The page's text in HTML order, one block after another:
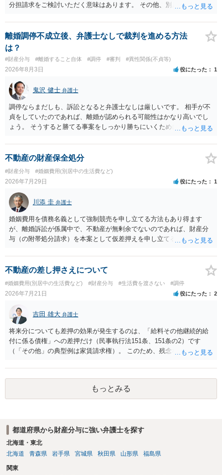
分担請求をご検討いただく意味はあります。 その他、別居の経緯、質
て、ご検討いただくのが良いかと思います。
離婚調停不成立後、弁護士なしで裁判を進める方法
は？
#財産分与 #離婚すること自体 #調停 #審判 #異性関係(不貞等)
2026年8月3日 役にたった 1
鬼沢 健士 弁護士
調停ならまだしも、訴訟となると弁護士なしは厳しいです。 相手が不
貞をしていたのであれば、離婚が認められる可能性はかなり高いでし
ょう。 そうすると勝てる事案をしっかり勝ちにいくためにも弁護士委
不動産の財産保全処分
#財産分与 #婚姻費用(別居中の生活費など)
2026年7月29日 役にたった 1
川添 圭 弁護士
婚姻費用を債務名義として強制競売を申し立てる方法もあり得ます
が、離婚訴訟が係属中で、不動産が無剰余でないのであれば、財産分
与（の附帯処分請求）を本案として仮差押えを申し立てる（法的には
えられます。弁護士へ依頼しているのであれば、担当弁護士とよく相
談してください。
不動産の差し押さえについて
#婚姻費用(別居中の生活費など) #財産分与 #生活費を渡さない #調停
2026年7月21日 役にたった 2
吉田 雄大 弁護士
将来分についても差押の効果が発生するのは、「給料その他継続的給
付に係る債権」への差押だけ（民事執行法151条、151条の2）です
（「その他」の典型例は家賃請求権）。 このため、残念ながらお答え
のみが配当の対象です。
もっとみる
都道府県から財産分与に強い弁護士を探す
北海道・東北
北海道
青森県 岩手県 宮城県 秋田県 山形県 福島県
関東